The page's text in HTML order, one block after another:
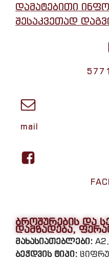
დამატებითი
შესაკვეთად
mail
ბროშურების და
დამზადება,
მახასიათებლები:
ბეჭდვის ტიპი: